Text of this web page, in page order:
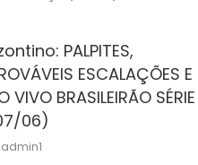
PALPITES,
ESCALAÇÕES E
VIVO BRASILEIRÃO SÉRIE
06)
Author
admin1